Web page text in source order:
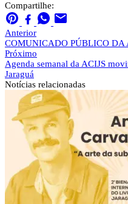
Compartilhe:
Anterior
COMUNICADO PÚBLICO DA
Próximo
Agenda semanal da ACIJS
Jaraguá
Notícias relacionadas